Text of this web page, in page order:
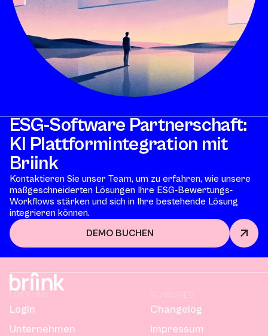
ESG-Software Partnerschaft:
KI Plattformintegration mit
Briink
Kontaktieren Sie unser Team, um zu erfahren, wie unsere
maßgeschneiderten Lösungen Ihre ESG-Bewertungs-
Workflows stärken und sich in Ihre bestehende Lösung
integrieren können.
DEMO BUCHEN
ÜBER UNS
Login
Unternehmen
SONSTIGES
Changelog
Impressum